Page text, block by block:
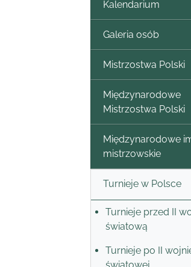
Kalendarium
Galeria osób
Mistrzostwa Polski
Międzynarodowe
Mistrzostwa Polski
Międzynarodowe
mistrzowskie
Turnieje w Polsce
Turnieje przed II
światową
Turnieje po II